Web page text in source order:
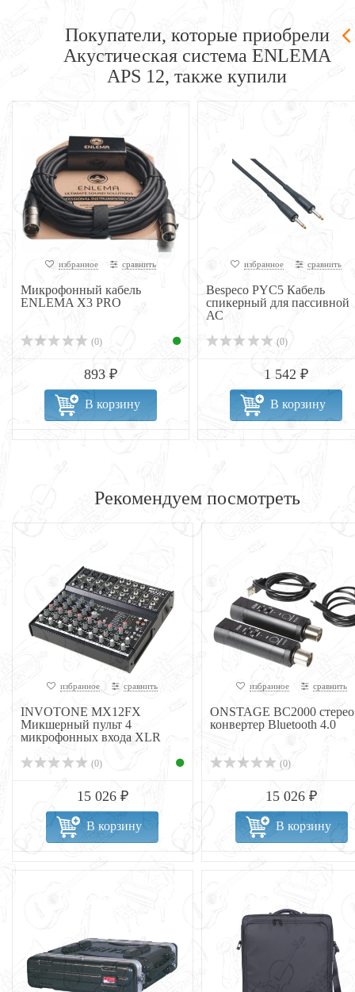
Покупатели, которые приобрели
Акустическая система ENLEMA
APS 12, также купили
избранное сравнить
Микрофонный кабель
ENLEMA X3 PRO
(0)
893 ₽
В корзину
избранное сравнить
Bespeco PYC5 Кабель
спикерный для пассивной
АС
(0)
1 542 ₽
В корзину
Рекомендуем посмотреть
избранное сравнить
INVOTONE MX12FX
Микшерный пульт 4
микрофонных входа XLR
(0)
15 026 ₽
В корзину
избранное сравнить
ONSTAGE BC2000 стерео
конвертер Bluetooth 4.0
(0)
15 026 ₽
В корзину